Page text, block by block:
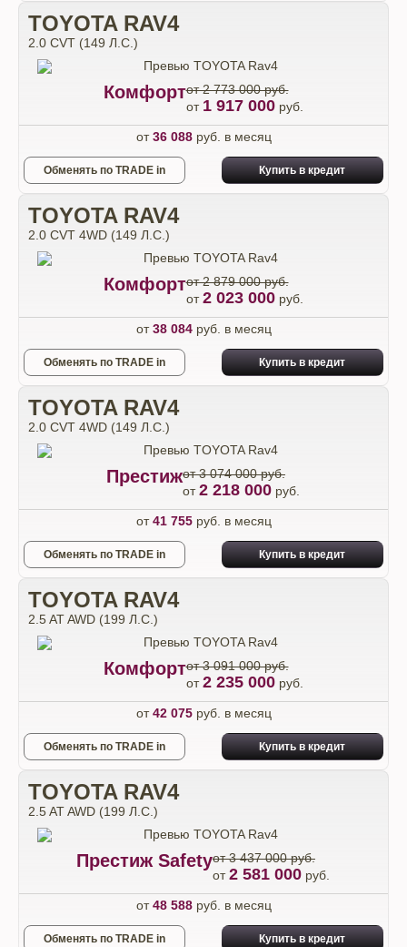
TOYOTA RAV4
2.0 CVT (149 Л.С.)
Комфортот 2 773 000 руб.
от 1 917 000руб.
от36 088руб. в месяц
Обменять по TRADE in Купить в кредит
TOYOTA RAV4
2.0 CVT 4WD (149 Л.С.)
Комфортот 2 879 000 руб.
от2 023 000руб.
от38 084руб. в месяц
Обменять по TRADE in Купить в кредит
TOYOTA RAV4
2.0 CVT 4WD (149 Л.С.)
Престижот 3 074 000 руб.
от2 218 000 руб.
от41 755руб. в месяц
Обменять по TRADE in Купить в кредит
TOYOTA RAV4
2.5 AT AWD (199 Л.С.)
Комфортот 3 091 000 руб.
от2 235 000руб.
от42 075руб. в месяц
Обменять по TRADE in Купить в кредит
TOYOTA RAV4
2.5 AT AWD (199 Л.С.)
Престиж Safetyот 3 437 000 руб.
от2 581 000 руб.
от48 588руб. в месяц
Обменять по TRADE in Купить в кредит